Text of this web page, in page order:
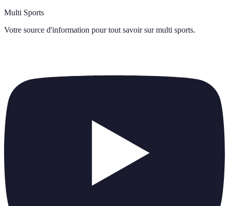
Multi Sports
Votre source d'information pour tout savoir sur multi sports.